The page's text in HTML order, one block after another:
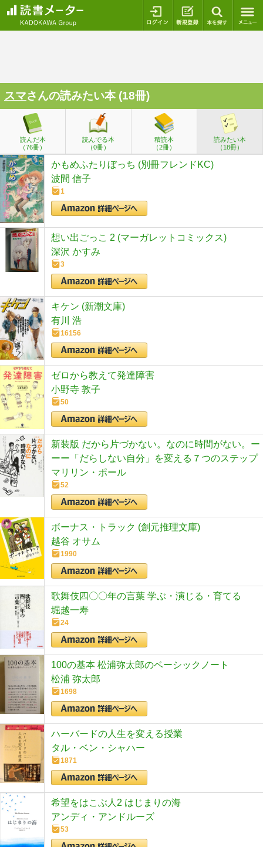
ログイン 新規登録
スマさんの読みたい本 (18冊)
読んだ本
（76冊）
読んでる本
（0冊）
積読本
（2冊）
読みたい本
（18冊）
かもめふたりぼっち (別冊フレンドKC)
波間 信子
1
想い出ごっこ 2 (マーガレットコミックス)
深沢 かすみ
3
キケン (新潮文庫)
有川 浩
16156
ゼロから教えて発達障害
小野寺 敦子
50
新装版 だから片づかない。なのに時間がない。ー
ーー「だらしない自分」を変える７つのステップ
マリリン・ポール
52
ボーナス・トラック (創元推理文庫)
越谷 オサム
1990
歌舞伎四〇〇年の言葉 学ぶ・演じる・育てる
堀越一寿
24
100の基本 松浦弥太郎のベーシックノート
松浦 弥太郎
1698
ハーバードの人生を変える授業
タル・ベン・シャハー
1871
希望をはこぶ人2 はじまりの海
アンディ・アンドルーズ
53